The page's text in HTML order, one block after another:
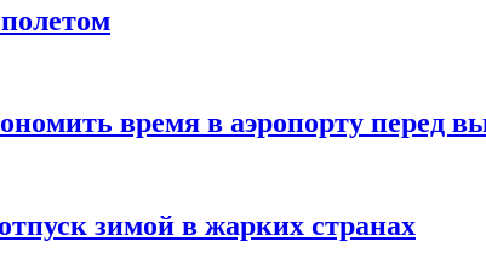
время в аэропорту перед
зимой в жарких странах